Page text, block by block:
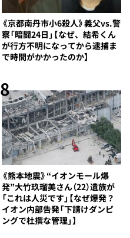
《京都南丹市小6殺人》義父vs.警
察「暗闘24日」【なぜ、結希くん
が行方不明になってから逮捕ま
で時間がかかったのか】
8
《熊本地震》“イオンモール爆
発”大竹玖瑠美さん（22）遺族が
「これは人災です」【なぜ爆発？
イオン内部告発「下請けダンピ
ングで杜撰な管理」】